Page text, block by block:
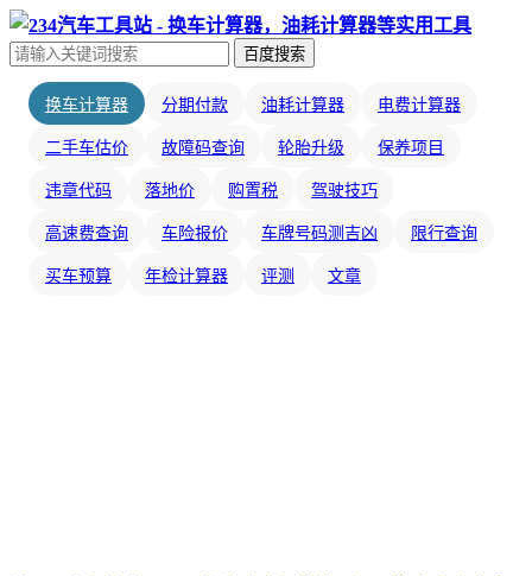
百度搜索
换车计算器 分期付款 油耗计算器 电费计算器
二手车估价 故障码查询 轮胎升级 保养项目
违章代码 落地价 购置税 驾驶技巧
高速费查询 车险报价 车牌号码测吉凶 限行查询
买车预算 年检计算器 评测 文章